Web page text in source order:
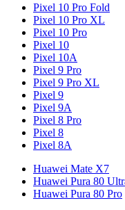
Pixel 10 Pro Fold
Pixel 10 Pro XL
Pixel 10 Pro
Pixel 10
Pixel 10A
Pixel 9 Pro
Pixel 9 Pro XL
Pixel 9
Pixel 9A
Pixel 8 Pro
Pixel 8
Pixel 8A
Huawei Mate X7
Huawei Pura 80
Huawei Pura 80 Pro